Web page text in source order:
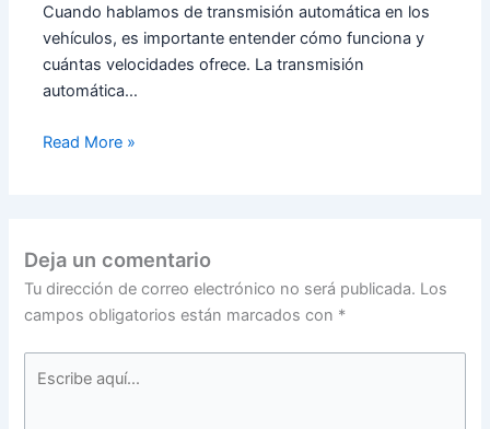
Cuando hablamos de transmisión automática en los
vehículos, es importante entender cómo funciona y
cuántas velocidades ofrece. La transmisión
automática…
Read More »
Deja un comentario
Tu dirección de correo electrónico no será publicada. Los
campos obligatorios están marcados con *
aquí...